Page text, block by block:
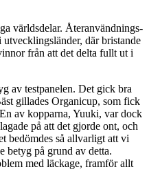
världsdelar. Återanvändnings­
där bristande
från att det delta fullt ut i
av test­panelen. Det gick bra
gillades Organicup, som fick
av kopparna, Yuuki, var dock
på att det gjorde ont, och
­bedömdes så allvarligt att vi
betyg på grund av detta.
med läckage, framför allt